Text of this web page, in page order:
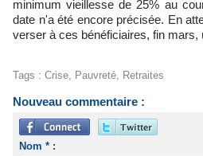
minimum vieillesse de 25% au
date n'a été encore précisée. En
verser à ces bénéficiaires, fin mars,
Tags : Crise, Pauvreté, Retraites
Nouveau commentaire :
Nom * :